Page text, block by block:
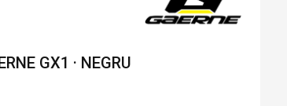
GX1 · NEGRU